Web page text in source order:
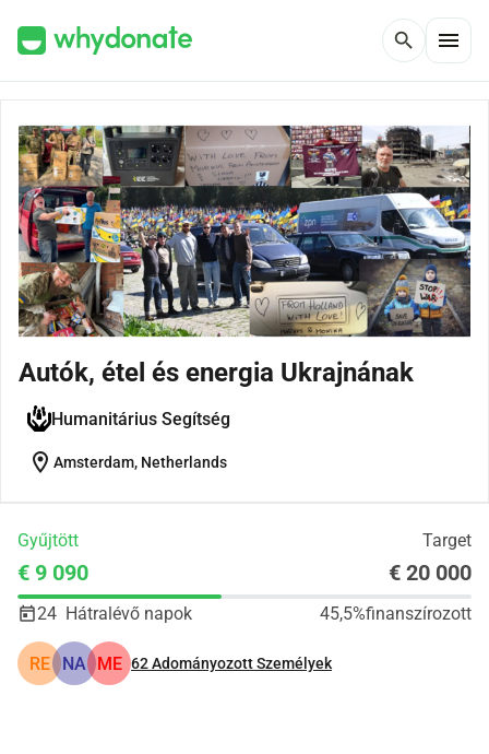
search menu
Autók, étel és energia Ukrajnának
Humanitárius Segítség
location_on Amsterdam, Netherlands
Gyűjtött Target
€ 9 090 € 20 000
24 Hátralévő napok 45,5%finanszírozott
RE NA ME 62Adományozott Személyek